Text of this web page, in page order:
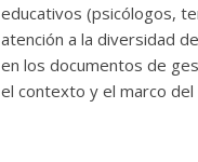
educativos (psicólogos,
atención a la diversidad
en los documentos de
el contexto y el marco del